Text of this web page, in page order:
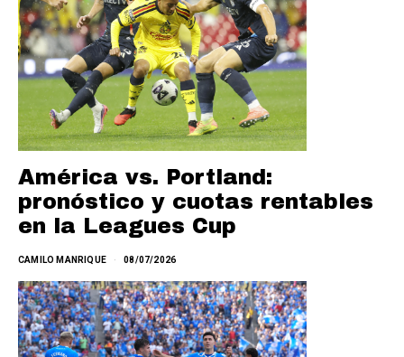
América vs. Portland:
pronóstico y cuotas rentables
en la Leagues Cup
CAMILO MANRIQUE 08/07/2026